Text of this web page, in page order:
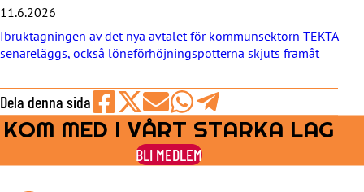
11.6.2026
Ibruktagningen av det nya avtalet för kommunsektorn TEKTA
senareläggs, också löneförhöjningspotterna skjuts framåt
Dela denna sida
Share
on
Facebook
Share
on
Share
by
E-
Share
on
WhatsApp
Share
on
Telegram
KOM MED I VÅRT STARKA LAG
BLI MEDLEM